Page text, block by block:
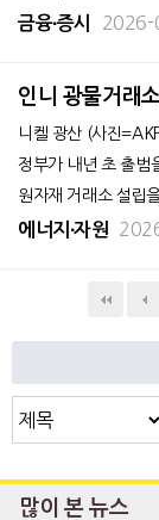
위해 기준금리를 다
금리를 기존 5.50%
에서 4.75%로, 대출
금융∙증시 2026-
인니 광물거래
가 관건"
니켈 광산 (사진
정부가 내년 초 출범
원자재 거래소 설립
이를 통해 글로벌 원
화하겠다는 구상이
유동성과 시장 신뢰
지적한다. 새 거래소
에너지∙자원
많이 본 뉴스